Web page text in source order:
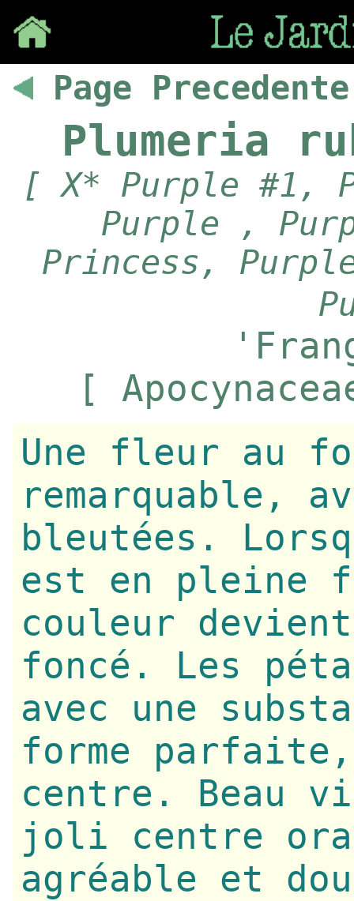
Page Precedente
Plumeria
[ X* Purple #1,
Purple ,
Princess,
[
Une fleur au
remarquable,
bleutées.
est en pleine
couleur
foncé. Les
avec une
forme parfaite,
centre. Beau
joli centre
agréable et